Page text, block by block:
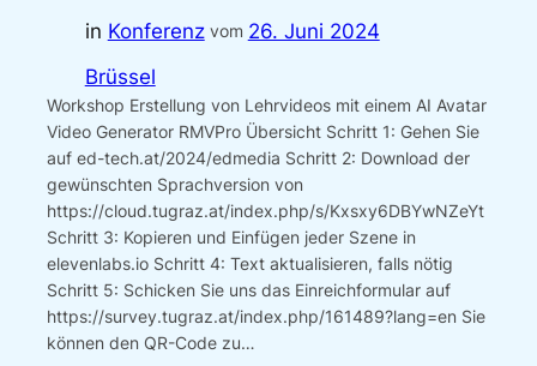
in Konferenz vom 26. Juni 2024
Brüssel
Workshop Erstellung von Lehrvideos mit einem AI Avatar
Video Generator RMVPro Übersicht Schritt 1: Gehen Sie
auf ed-tech.at/2024/edmedia Schritt 2: Download der
gewünschten Sprachversion von
https://cloud.tugraz.at/index.php/s/Kxsxy6DBYwNZeYt
Schritt 3: Kopieren und Einfügen jeder Szene in
elevenlabs.io Schritt 4: Text aktualisieren, falls nötig
Schritt 5: Schicken Sie uns das Einreichformular auf
https://survey.tugraz.at/index.php/161489?lang=en Sie
können den QR-Code zu…